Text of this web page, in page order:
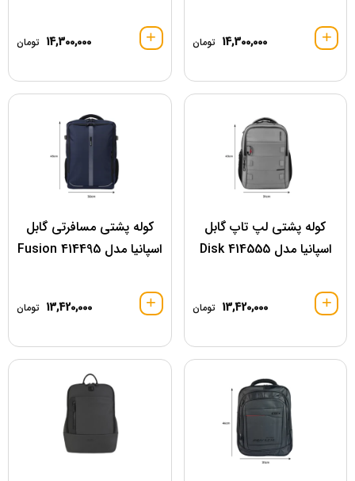
14,300,000 تومان 14,300,000 تومان
کوله پشتی لپ تاپ گابل
اسپانیا مدل 414555 Disk
13,420,000 تومان
کوله پشتی مسافرتی گابل
اسپانیا مدل 414495 Fusion
13,420,000 تومان